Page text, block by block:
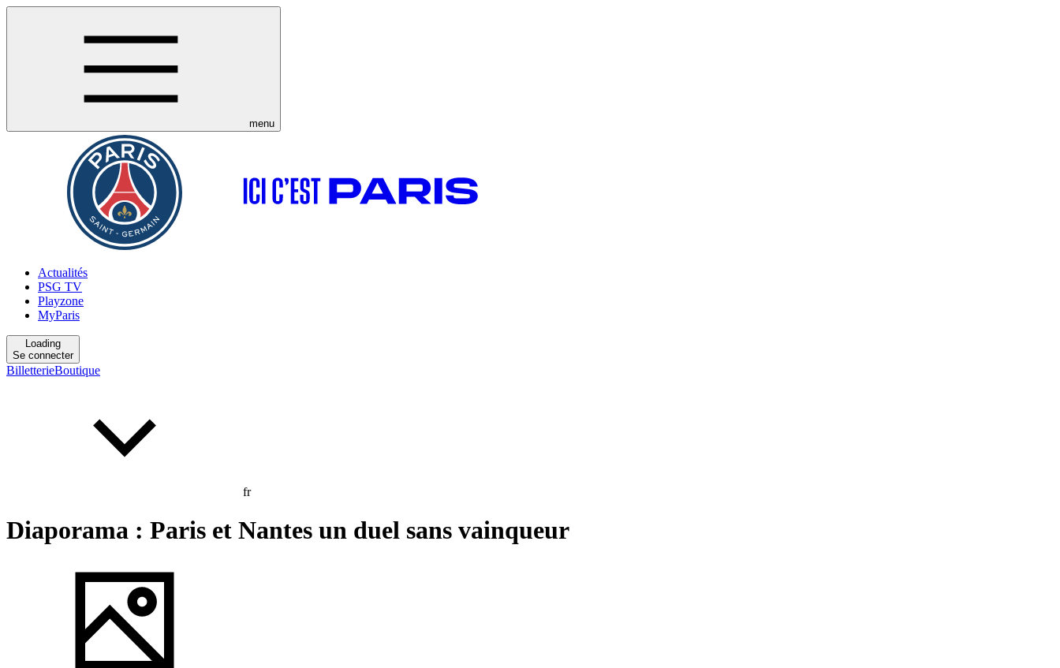
menu
Actualités
PSG TV
Playzone
MyParis
Loading
Se connecter
BilletterieBoutique
fr
Diaporama : Paris et Nantes un duel sans vainqueur